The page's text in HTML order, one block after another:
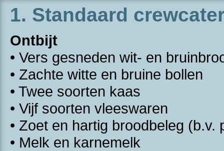
1. Standaard
Ontbijt
• Vers gesneden wit- en
• Zachte witte en bruine bollen
• Twee soorten kaas
• Vijf soorten vleeswaren
• Zoet en hartig broodbeleg
• Melk en karnemelk